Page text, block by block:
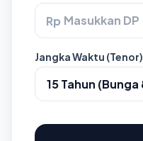
Rp
Jangka Waktu (Tenor)